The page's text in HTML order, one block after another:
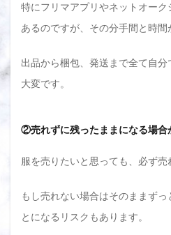
特にフリマアプリやネットオー
あるのですが、その分手間と時間
出品から梱包、発送まで全て自
大変です。
②売れずに残ったままになる場合
服を売りたいと思っても、必ず売
もし売れない場合はそのままず
とになるリスクもあります。